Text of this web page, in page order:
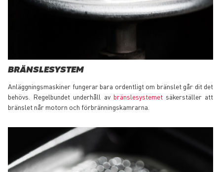
BRÄNSLESYSTEM
Anläggningsmaskiner fungerar bara ordentligt om bränslet går dit det
behövs. Regelbundet underhåll av bränslesystemetsäkerställer att
bränslet når motorn och förbränningskamrarna.